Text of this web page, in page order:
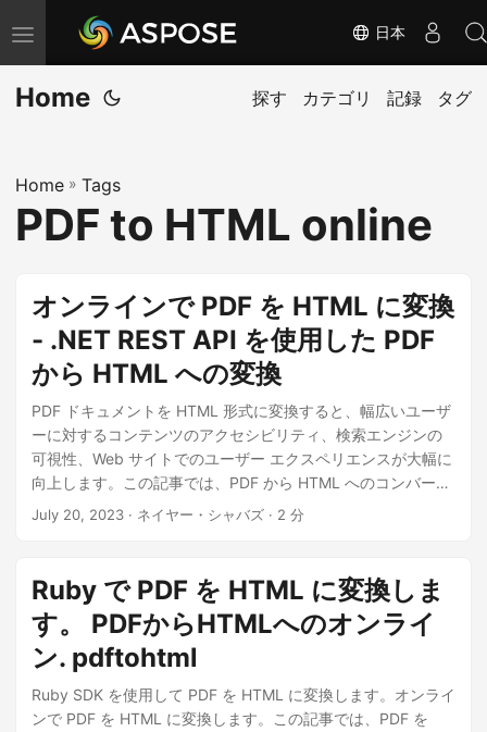
ナ
ビ
ゲ
ョ
ン
り
替
え
日本
Home 探す カテゴリ 記録 タグ
Home » Tags
PDF to HTML online
オンラインで PDF を HTML に変換
- .NET REST API を使用した PDF
から HTML への変換
PDF ドキュメントを HTML 形式に変換すると、幅広いユーザ
ーに対するコンテンツのアクセシビリティ、検索エンジンの
可視性、Web サイトでのユーザー エクスペリエンスが大幅に
向上します。この記事では、PDF から HTML へのコンバータ
ーをオンラインで効率的に開発し、.NET REST API を使用し
限の効果を得る方法について必要な詳細をすべて学びます。
PDF コンテンツをよりダイナミックで視聴者にとって魅力的
なものにしてみましょう。
July 20, 2023 · ネイヤー・シャバズ · 2 分
Ruby で PDF を HTML に変換しま
す。 PDFからHTMLへのオンライ
ン. pdftohtml
Ruby SDK を使用して PDF を HTML に変換します。オンライ
ンで PDF を HTML に変換します。この記事では、PDF を